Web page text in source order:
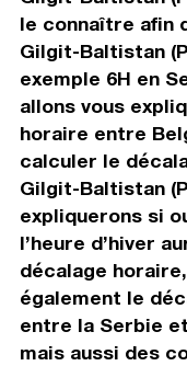
le connaître afin
Gilgit-Baltistan
exemple 6H en
allons vous
horaire entre
calculer le
Gilgit-Baltistan
expliquerons si
l’heure d’hiver
décalage
également le
entre la Serbie
mais aussi des